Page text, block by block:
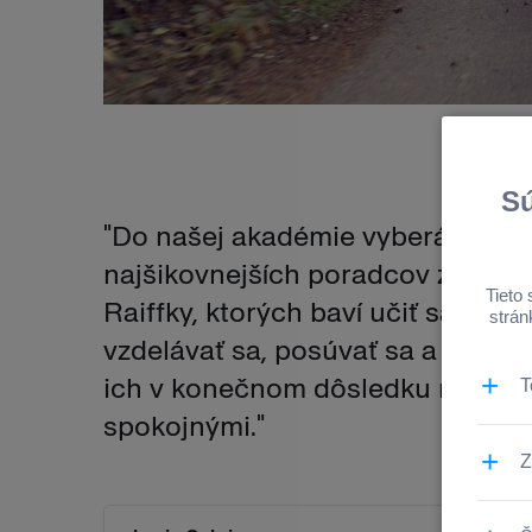
"Do našej akadémie vyberáme
najšikovnejších poradcov z celej
Raiffky, ktorých baví učiť sa,
vzdelávať sa, posúvať sa a rásť.
ich v konečnom dôsledku robí
spokojnými."